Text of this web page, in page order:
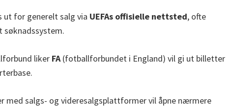
ut for generelt salg via UEFAs offisielle nettsted, ofte
liker FA(fotballforbundet i England) vil gi ut billetter
med salgs- og videresalgsplattformer vil åpne nærmere